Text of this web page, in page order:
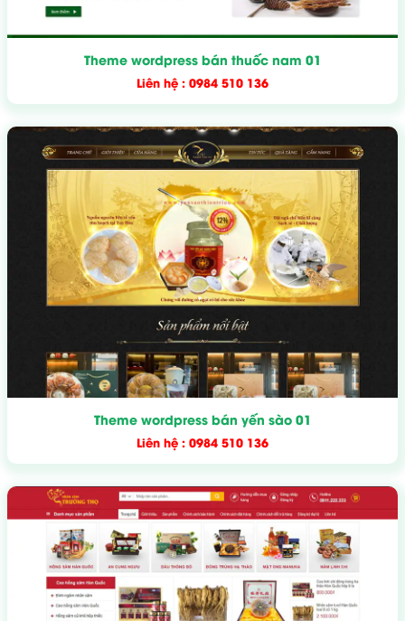
Theme wordpress bán thuốc nam 01
Liên hệ : 0984 510 136
Theme wordpress bán yến sào 01
Liên hệ : 0984 510 136